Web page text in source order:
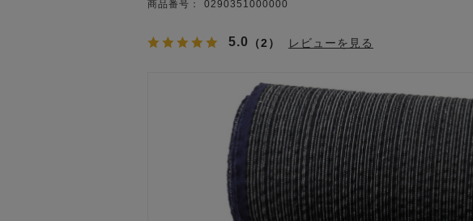
商品番号： 0290351000000
5.0 （2） レビューを見る